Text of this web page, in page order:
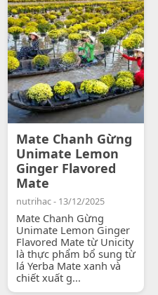
Mate Chanh Gừng
Unimate Lemon
Ginger Flavored
Mate
nutrihac - 13/12/2025
Mate Chanh Gừng
Unimate Lemon Ginger
Flavored Mate từ Unicity
là thực phẩm bổ sung từ
lá Yerba Mate xanh và
chiết xuất g...